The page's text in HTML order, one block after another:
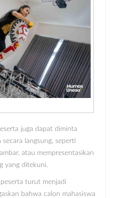
juga dapat diminta
langsung, seperti
atau mempresentasikan
yang ditekuni.
turut menjadi
bahwa calon mahasiswa